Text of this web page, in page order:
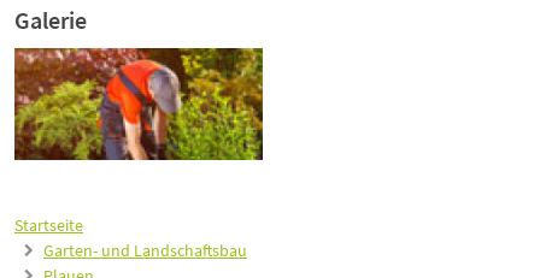
Startseite
Garten- und Landschaftsbau
Galerie